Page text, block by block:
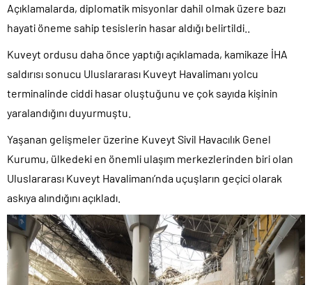
Açıklamalarda, diplomatik misyonlar dahil olmak üzere bazı
hayati öneme sahip tesislerin hasar aldığı belirtildi..
Kuveyt ordusu daha önce yaptığı açıklamada, kamikaze İHA
saldırısı sonucu Uluslararası Kuveyt Havalimanı yolcu
terminalinde ciddi hasar oluştuğunu ve çok sayıda kişinin
yaralandığını duyurmuştu.
Yaşanan gelişmeler üzerine Kuveyt Sivil Havacılık Genel
Kurumu, ülkedeki en önemli ulaşım merkezlerinden biri olan
Uluslararası Kuveyt Havalimanı’nda uçuşların geçici olarak
askıya alındığını açıkladı.